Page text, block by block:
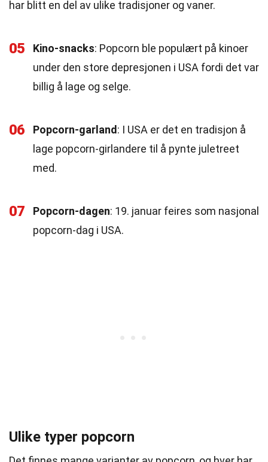
har blitt en del av ulike tradisjoner og vaner.
05 Kino-snacks: Popcorn ble populært på kinoer
under den store depresjonen i USA fordi det var
billig å lage og selge.
06 Popcorn-garland : I USA er det en tradisjon å
lage popcorn-girlandere til å pynte juletreet
med.
07 Popcorn-dagen: 19. januar feires som nasjonal
popcorn-dag i USA.
Ulike typer popcorn